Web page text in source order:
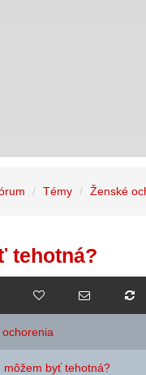
Témy Ženské
tehotná?
môžem byť tehotná?